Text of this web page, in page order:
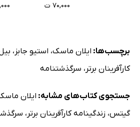
۷۰,۰۰۰ ت
برچسب‌ها: ایلان ماسک، استیو جابز ،
کارآفرینان برتر ، سرگذشتنامه
جستجوی کتاب‌های مشابه: ایلان
گیتس، زندگینامه کارآفرینان برتر ،